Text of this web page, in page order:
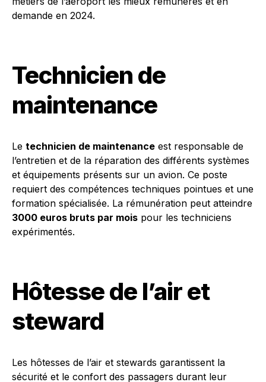
demande en 2024.
Technicien de
maintenance
Le technicien de maintenance est responsable de
l’entretien et de la réparation des différents systèmes
et équipements présents sur un avion. Ce poste
requiert des compétences techniques pointues et une
formation spécialisée. La rémunération peut atteindre
3000 euros bruts par mois pour les techniciens
expérimentés.
Hôtesse de l’air et
steward
Les hôtesses de l’air et stewards garantissent la
sécurité et le confort des passagers durant leur